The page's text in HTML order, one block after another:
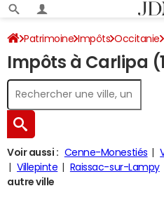
Patrimoine Impôts Occitanie
Impôt sur le revenu
Impôts à Carlipa
Voir aussi : Cenne-Monestiés
Villepinte
Raissac-sur-Lampy
autre ville